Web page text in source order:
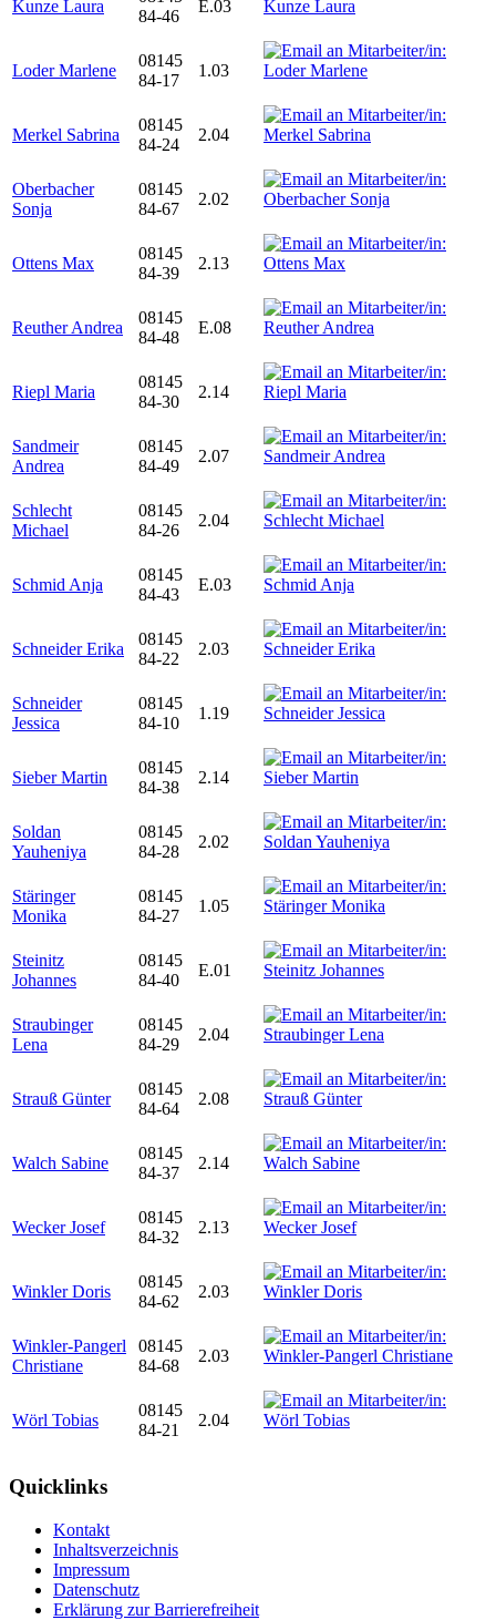
Kunze Laura
84-46
E.03
Loder Marlene
08145
84-17
1.03
Merkel Sabrina
08145
84-24
2.04
Oberbacher
Sonja
08145
84-67
2.02
Ottens Max
08145
84-39
2.13
Reuther Andrea
08145
84-48
E.08
Riepl Maria
08145
84-30
2.14
Sandmeir
Andrea
08145
84-49
2.07
Schlecht
Michael
08145
84-26
2.04
Schmid Anja
08145
84-43
E.03
Schneider Erika
08145
84-22
2.03
Schneider
Jessica
08145
84-10
1.19
Sieber Martin
08145
84-38
2.14
Soldan
Yauheniya
08145
84-28
2.02
Stäringer
Monika
08145
84-27
1.05
Steinitz
Johannes
08145
84-40
E.01
Straubinger
Lena
08145
84-29
2.04
Strauß Günter
08145
84-64
2.08
Walch Sabine
08145
84-37
2.14
Wecker Josef
08145
84-32
2.13
Winkler Doris
08145
84-62
2.03
Winkler-Pangerl
Christiane
08145
84-68
2.03
Wörl Tobias
08145
84-21
2.04
Quicklinks
Kontakt
Inhaltsverzeichnis
Impressum
Datenschutz
Erklärung zur Barrierefreiheit